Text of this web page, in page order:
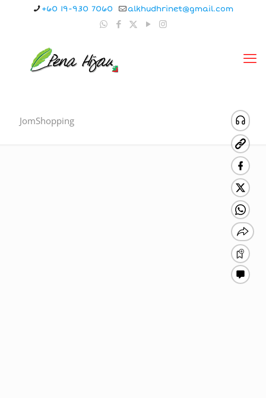
+60 19-930 7060 alkhudhrinet@gmail.com
JomShopping